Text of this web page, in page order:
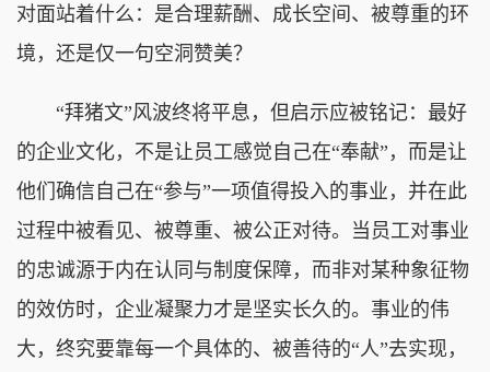
对面站着什么：是合理薪酬、成长空间、被尊重的环
境，还是仅一句空洞赞美？
“拜猪文”风波终将平息，但启示应被铭记：最好
的企业文化，不是让员工感觉自己在“奉献”，而是让
他们确信自己在“参与”一项值得投入的事业，并在此
过程中被看见、被尊重、被公正对待。当员工对事业
的忠诚源于内在认同与制度保障，而非对某种象征物
的效仿时，企业凝聚力才是坚实长久的。事业的伟
大，终究要靠每一个具体的、被善待的“人”去实现，